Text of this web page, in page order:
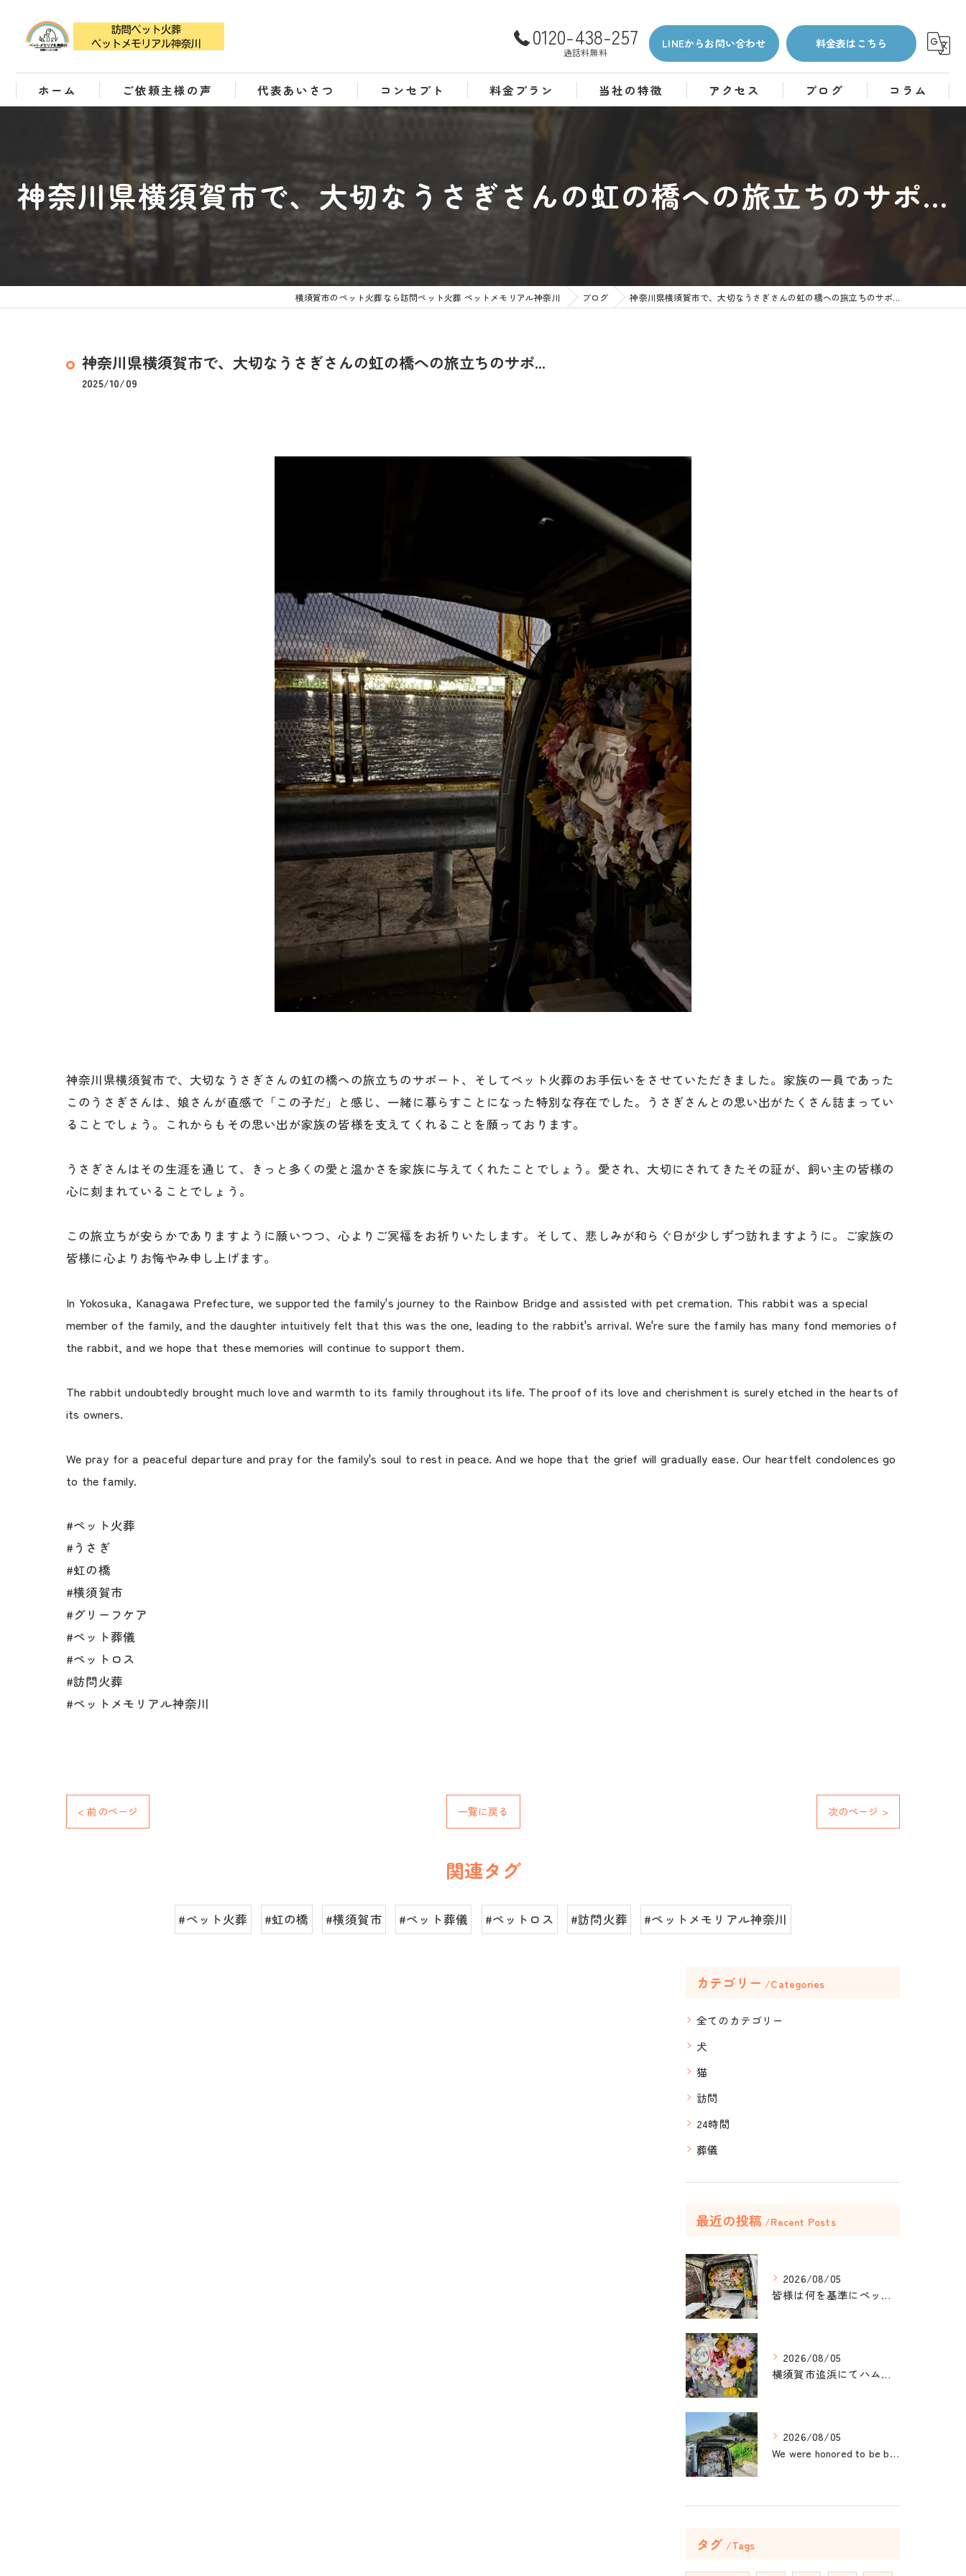
0120-438-257
通話料無料
LINEからお問い合わせ 料金表はこちら
ホーム ご依頼主様の声 代表あいさつ コンセプト 料金プラン 当社の特徴
訪問
アクセス ブログ コラム
神奈川県横須賀市で、大切なうさぎさんの虹の橋への旅立ちのサポ...
横須賀市のペット火葬なら訪問ペット火葬 ペットメモリアル神奈川 ブログ 神奈川県横須賀市で、大切なうさぎさんの虹の橋への旅立ちのサポ...
神奈川県横須賀市で、大切なうさぎさんの虹の橋への旅立ちのサポ...
2025/10/09
神奈川県横須賀市で、大切なうさぎさんの虹の橋への旅立ちのサポート、そしてペット火葬のお手伝いをさせていただきました。家族の一員であった
このうさぎさんは、娘さんが直感で「この子だ」と感じ、一緒に暮らすことになった特別な存在でした。うさぎさんとの思い出がたくさん詰まってい
ることでしょう。これからもその思い出が家族の皆様を支えてくれることを願っております。
うさぎさんはその生涯を通じて、きっと多くの愛と温かさを家族に与えてくれたことでしょう。愛され、大切にされてきたその証が、飼い主の皆様の
心に刻まれていることでしょう。
この旅立ちが安らかでありますように願いつつ、心よりご冥福をお祈りいたします。そして、悲しみが和らぐ日が少しずつ訪れますように。ご家族の
皆様に心よりお悔やみ申し上げます。
In Yokosuka, Kanagawa Prefecture, we supported the family's journey to the Rainbow Bridge and assisted with pet cremation. This rabbit was a special
member of the family, and the daughter intuitively felt that this was the one, leading to the rabbit's arrival. We're sure the family has many fond memories of
the rabbit, and we hope that these memories will continue to support them.
The rabbit undoubtedly brought much love and warmth to its family throughout its life. The proof of its love and cherishment is surely etched in the hearts of
its owners.
We pray for a peaceful departure and pray for the family's soul to rest in peace. And we hope that the grief will gradually ease. Our heartfelt condolences go
to the family.
#ペット火葬
#うさぎ
#虹の橋
#横須賀市
#グリーフケア
#ペット葬儀
#ペットロス
#訪問火葬
#ペットメモリアル神奈川
< 前のページ 一覧に戻る 次のページ >
関連タグ
#ペット火葬 #虹の橋 #横須賀市 #ペット葬儀 #ペットロス #訪問火葬 #ペットメモリアル神奈川
カテゴリー Categories
全てのカテゴリー
犬
猫
訪問
24時間
葬儀
最近の投稿 Recent Posts
2026/08/05
皆様は何を基準にペット葬儀社を選びますか？
2026/08/05
横須賀市追浜にてハムスターのみかんちゃんのペット火葬のお手伝...
2026/08/05
We were honored to be by your ...
タグ Tags